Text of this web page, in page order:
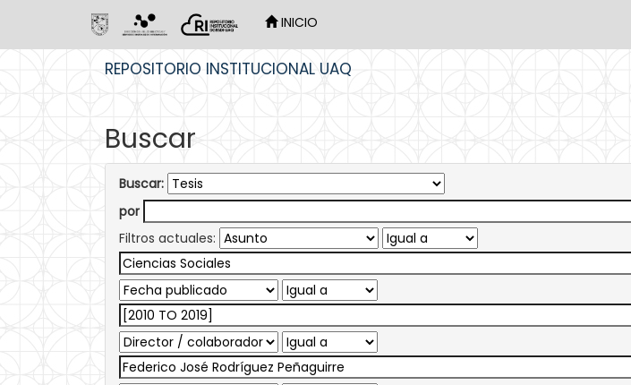
INICIO
REPOSITORIO INSTITUCIONAL UAQ
Buscar
Buscar:
por
Filtros actuales: